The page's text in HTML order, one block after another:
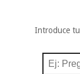
Introduce tu